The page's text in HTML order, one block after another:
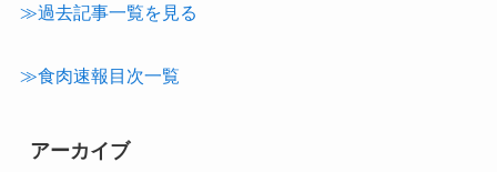
テ
≫過去記事一覧を見る
≫食肉速報目次一覧
アーカイブ